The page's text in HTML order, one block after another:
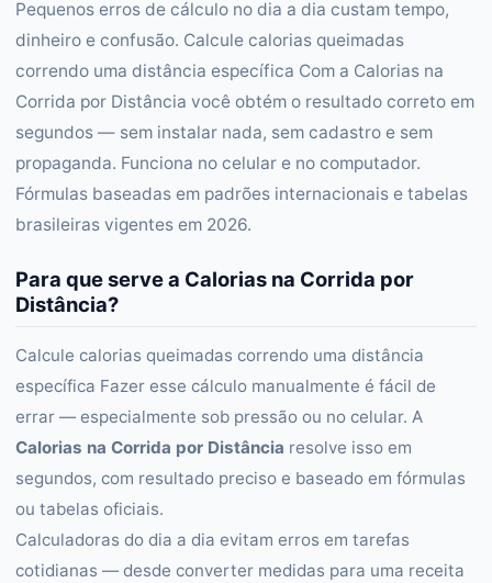
Pequenos erros de cálculo no dia a dia custam tempo,
dinheiro e confusão. Calcule calorias queimadas
correndo uma distância específica Com a Calorias na
Corrida por Distância você obtém o resultado correto em
segundos — sem instalar nada, sem cadastro e sem
propaganda. Funciona no celular e no computador.
Fórmulas baseadas em padrões internacionais e tabelas
brasileiras vigentes em 2026.
Para que serve a Calorias na Corrida por
Distância?
Calcule calorias queimadas correndo uma distância
específica Fazer esse cálculo manualmente é fácil de
errar — especialmente sob pressão ou no celular. A
Calorias na Corrida por Distância resolve isso em
segundos, com resultado preciso e baseado em fórmulas
ou tabelas oficiais.
Calculadoras do dia a dia evitam erros em tarefas
cotidianas — desde converter medidas para uma receita